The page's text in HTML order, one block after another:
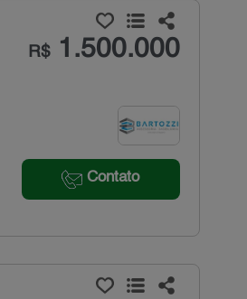
R$1.500.000
Contato